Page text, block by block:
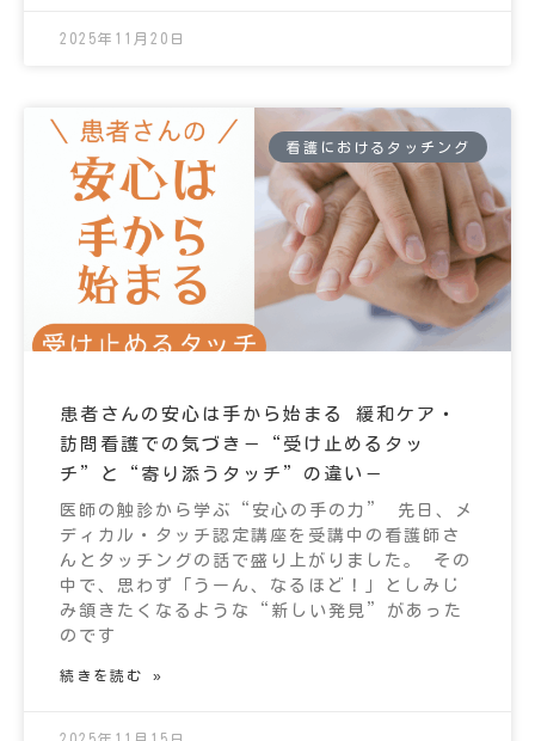
2025年11月20日
看護におけるタッチング
患者さんの安心は手から始まる 緩和ケア・
訪問看護での気づき－“受け止めるタッ
チ”と“寄り添うタッチ”の違い－
医師の触診から学ぶ“安心の手の力” 先日、メ
ディカル・タッチ認定講座を受講中の看護師さ
んとタッチングの話で盛り上がりました。 その
中で、思わず「うーん、なるほど！」としみじ
み頷きたくなるような“新しい発見”があった
のです
続きを読む »